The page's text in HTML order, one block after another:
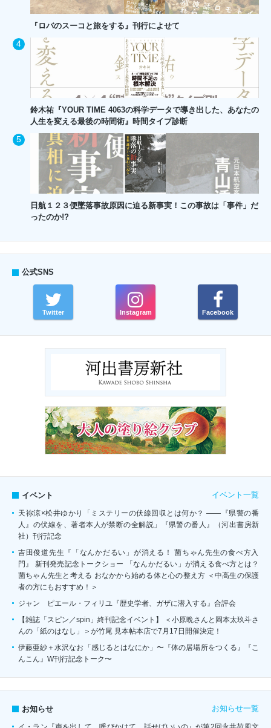
『ロバのスーコと旅をする』刊行によせて
鈴木祐『YOUR TIME 4063の科学データで導き出した、あなたの
人生を変える最後の時間術』時間タイプ診断
日航１２３便墜落事故原因に迫る新事実！この事故は「事件」だ
ったのか!?
公式SNS
Twitter Instagram Facebook
イベント イベント一覧
天祢涼×松井ゆかり「ミステリーの伏線回収とは何か？ ――『県警の番
人』の伏線を、著者本人が禁断の全解説」『県警の番人』（河出書房新
社）刊行記念
吉田俊道先生『「なんかだるい」が消える！ 菌ちゃん先生の食べ方入
門』 新刊発売記念トークショー 「なんかだるい」が消える食べ方とは？
菌ちゃん先生と考える おなかから始める体と心の整え方 ＜中高生の保護
者の方にもおすすめ！＞
ジャン゠ピエール・フィリユ『歴史学者、ガザに潜入する』合評会
【雑誌「スピン／spin」終刊記念イベント】 ＜小原晩さんと岡本太玖斗さ
んの「紙のはなし」＞が竹尾 見本帖本店で7月17日開催決定！
伊藤亜紗＋水沢なお「感じるとはなにか」〜『体の居場所をつくる』『こ
んこん』W刊行記念トーク〜
お知らせ お知らせ一覧